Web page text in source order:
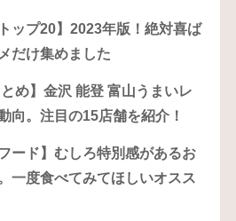
ップ20】2023年版！絶対喜ば
だけ集めました
め】金沢 能登 富山うまいレ
向。注目の15店舗を紹介！
ード】むしろ特別感があるお
一度食べてみてほしいオスス